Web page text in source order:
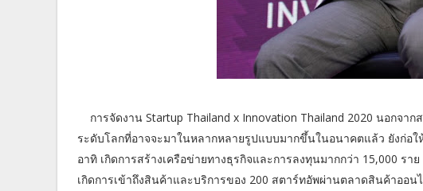
การจัดงาน Startup Thailand x Innovation Thailand 2020 นอกจา
ระดับโลกที่อาจจะมาในหลากหลายรูปแบบมากขึ้นในอนาคตแล้ว ยังก่อ
อาทิ เกิดการสร้างเครือข่ายทางธุรกิจและการลงทุนมากกว่า 15,000 ร
เกิดการเข้าถึงสินค้าและบริการของ 200 สตาร์ทอัพผ่านตลาดสินค้าออน